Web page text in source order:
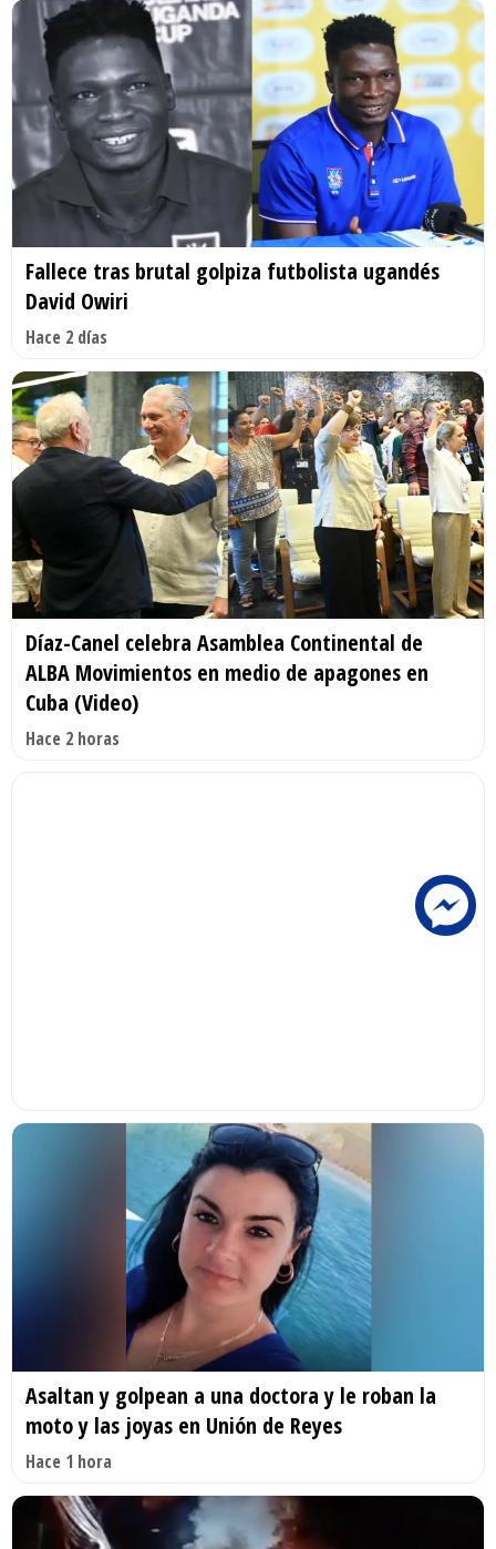
Fallece tras brutal golpiza futbolista ugandés
David Owiri
Hace 2 días
Díaz-Canel celebra Asamblea Continental de
ALBA Movimientos en medio de apagones en
Cuba (Video)
Hace 2 horas
Asaltan y golpean a una doctora y le roban la
moto y las joyas en Unión de Reyes
Hace 1 hora